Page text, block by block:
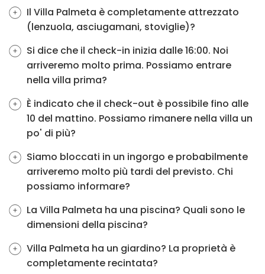
Il Villa Palmeta è completamente attrezzato
(lenzuola, asciugamani, stoviglie)?
Si dice che il check-in inizia dalle 16:00. Noi
arriveremo molto prima. Possiamo entrare
nella villa prima?
È indicato che il check-out è possibile fino alle
10 del mattino. Possiamo rimanere nella villa un
po' di più?
Siamo bloccati in un ingorgo e probabilmente
arriveremo molto più tardi del previsto. Chi
possiamo informare?
La Villa Palmeta ha una piscina? Quali sono le
dimensioni della piscina?
Villa Palmeta ha un giardino? La proprietà è
completamente recintata?